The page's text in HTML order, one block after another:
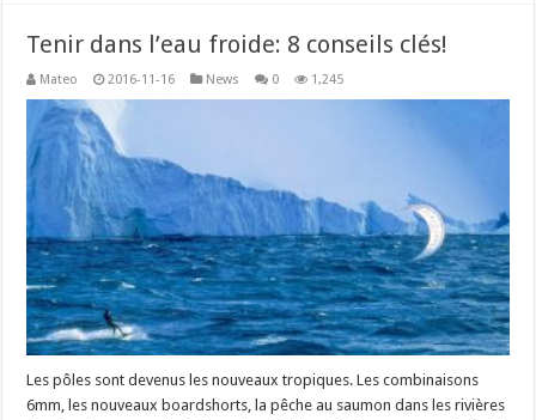
Tenir dans l’eau froide: 8 conseils clés!
Mateo 2016-11-16 News 0 1,245
Les pôles sont devenus les nouveaux tropiques. Les combinaisons
6mm, les nouveaux boardshorts, la pêche au saumon dans les rivières